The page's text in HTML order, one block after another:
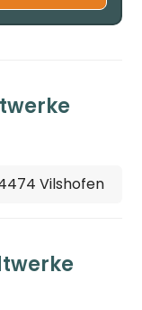
Vilshofen